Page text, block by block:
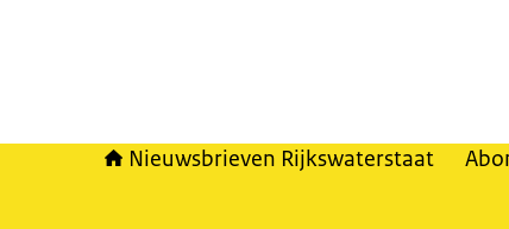
Nieuwsbrieven Rijkswaterstaat